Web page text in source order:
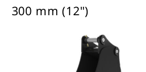
300 mm (12")